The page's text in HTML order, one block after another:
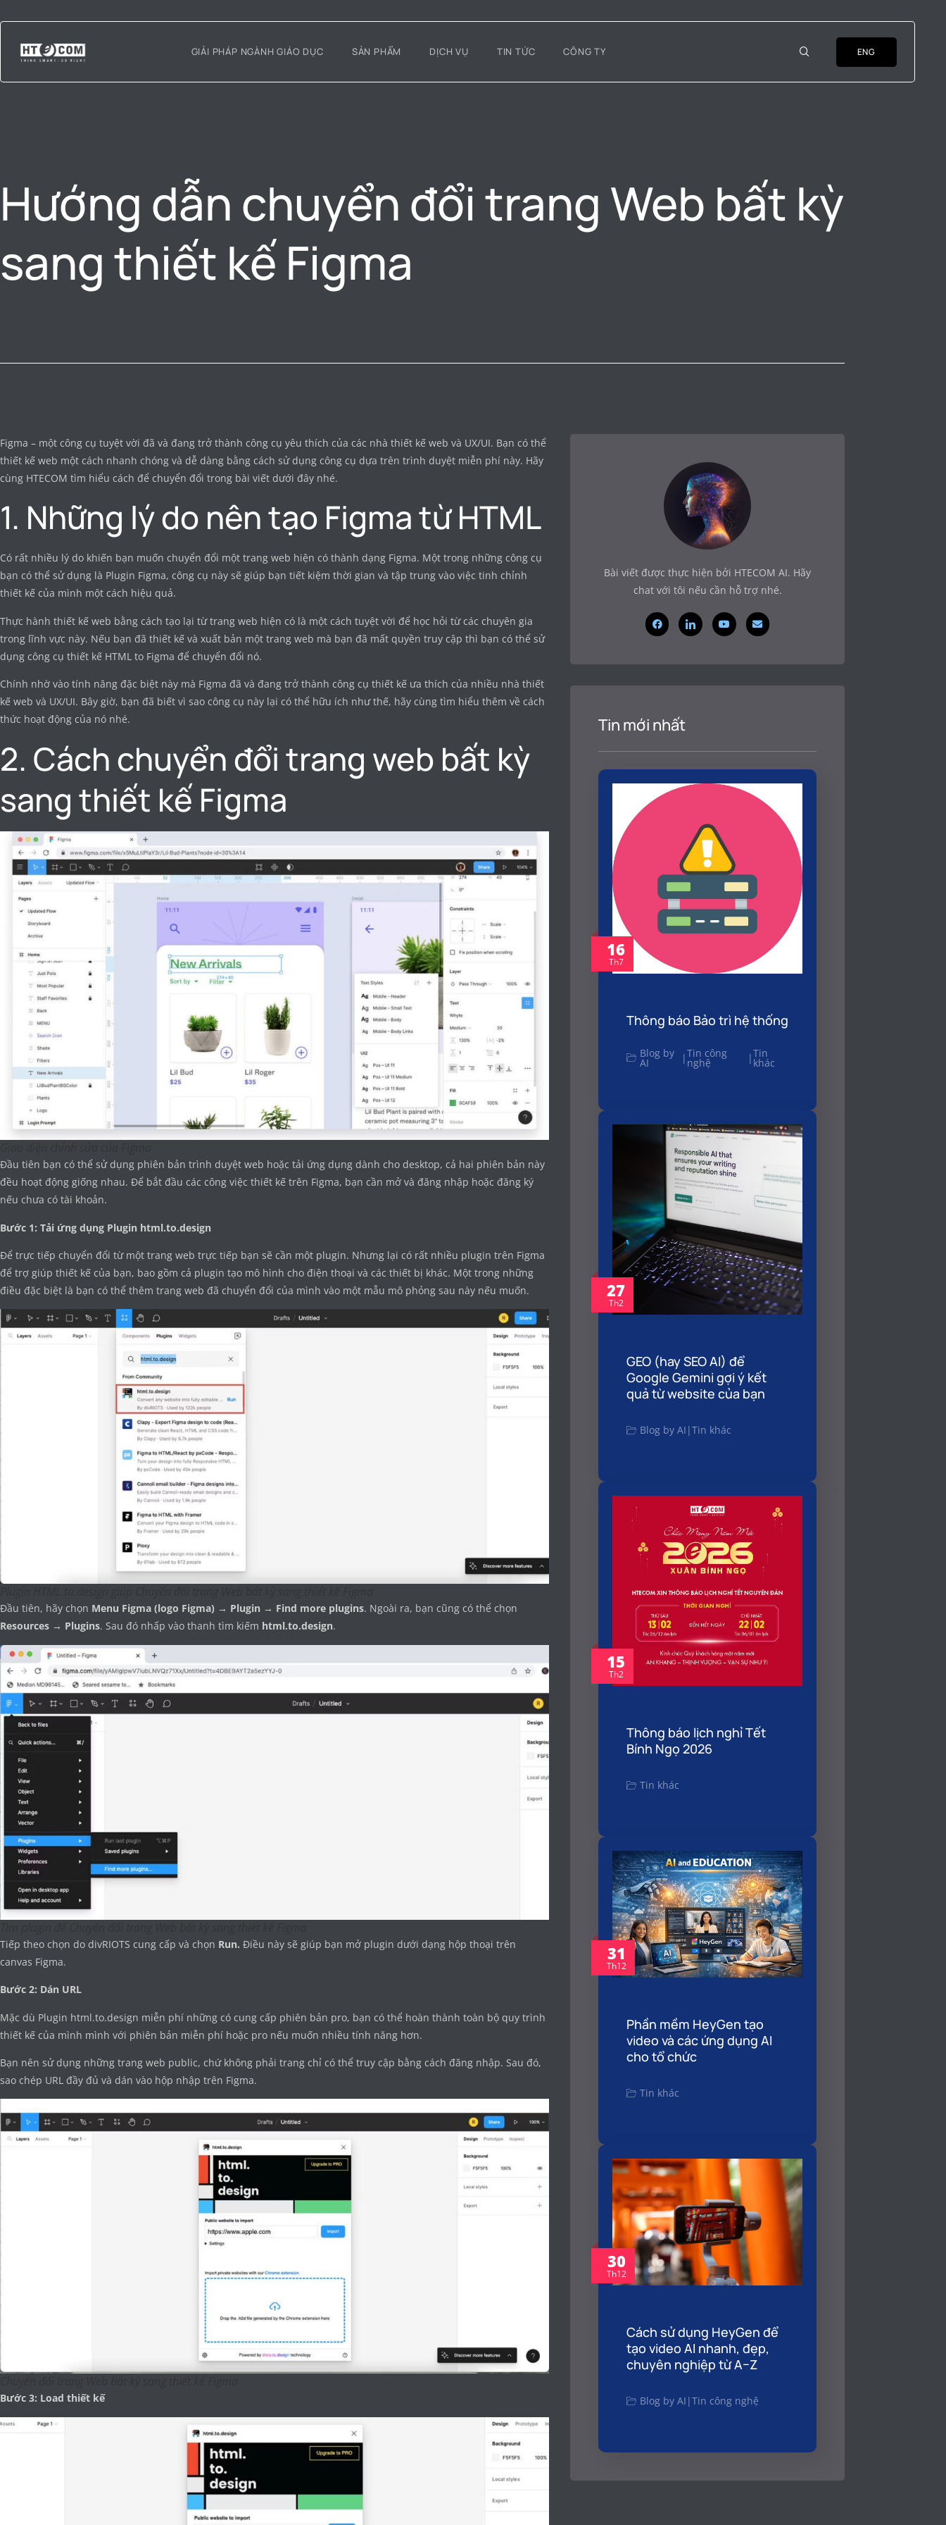
GIẢI PHÁP NGÀNH GIÁO DỤC SẢN PHẨM DỊCH VỤ TIN TỨC CÔNG TY ENG
Hướng dẫn chuyển đổi trang Web bất kỳ
sang thiết kế Figma
Figma – một công cụ tuyệt vời đã và đang trở thành công cụ yêu thích của các nhà thiết kế web và UX/UI. Bạn có thể
thiết kế web một cách nhanh chóng và dễ dàng bằng cách sử dụng công cụ dựa trên trình duyệt miễn phí này. Hãy
cùng HTECOM tìm hiểu cách để chuyển đổi trong bài viết dưới đây nhé.
1. Những lý do nên tạo Figma từ HTML
Có rất nhiều lý do khiến bạn muốn chuyển đổi một trang web hiện có thành dạng Figma. Một trong những công cụ
bạn có thể sử dụng là Plugin Figma, công cụ này sẽ giúp bạn tiết kiệm thời gian và tập trung vào việc tinh chỉnh
thiết kế của mình một cách hiệu quả.
Thực hành thiết kế web bằng cách tạo lại từ trang web hiện có là một cách tuyệt vời để học hỏi từ các chuyên gia
trong lĩnh vực này. Nếu bạn đã thiết kế và xuất bản một trang web mà bạn đã mất quyền truy cập thì bạn có thể sử
dụng công cụ thiết kế HTML to Figma để chuyển đổi nó.
Chính nhờ vào tính năng đặc biệt này mà Figma đã và đang trở thành công cụ thiết kế ưa thích của nhiều nhà thiết
kế web và UX/UI. Bây giờ, bạn đã biết vì sao công cụ này lại có thể hữu ích như thế, hãy cùng tìm hiểu thêm về cách
thức hoạt động của nó nhé.
2. Cách chuyển đổi trang web bất kỳ
sang thiết kế Figma
Đầu tiên bạn có thể sử dụng phiên bản trình duyệt web hoặc tải ứng dụng dành cho desktop, cả hai phiên bản này
đều hoạt động giống nhau. Để bắt đầu các công việc thiết kế trên Figma, bạn cần mở và đăng nhập hoặc đăng ký
nếu chưa có tài khoản.
Bước 1: Tải ứng dụng Plugin html.to.design
Để trực tiếp chuyển đổi từ một trang web trực tiếp bạn sẽ cần một plugin. Nhưng lại có rất nhiều plugin trên Figma
để trợ giúp thiết kế của bạn, bao gồm cả plugin tạo mô hình cho điện thoại và các thiết bị khác. Một trong những
điều đặc biệt là bạn có thể thêm trang web đã chuyển đổi của mình vào một mẫu mô phỏng sau này nếu muốn.
Đầu tiên, hãy chọn Menu Figma (logo Figma) → Plugin → Find more plugins. Ngoài ra, bạn cũng có thể chọn
Resources → Plugins. Sau đó nhấp vào thanh tìm kiếm html.to.design.
Tiếp theo chọn do divRIOTS cung cấp và chọn Run. Điều này sẽ giúp bạn mở plugin dưới dạng hộp thoại trên
canvas Figma.
Bước 2: Dán URL
Mặc dù Plugin html.to.design miễn phí những có cung cấp phiên bản pro, bạn có thể hoàn thành toàn bộ quy trình
thiết kế của mình mình với phiên bản miễn phí hoặc pro nếu muốn nhiều tính năng hơn.
Bạn nên sử dụng những trang web public, chứ không phải trang chỉ có thể truy cập bằng cách đăng nhập. Sau đó,
sao chép URL đầy đủ và dán vào hộp nhập trên Figma.
Bước 3: Load thiết kế
Bài viết được thực hiện bởi HTECOM AI. Hãy
chat với tôi nếu cần hỗ trợ nhé.
Tin mới nhất
16
Th7
Thông báo Bảo trì hệ thống
Blog by
AI |Tin công
nghệ |Tin
khác
27
Th2
GEO (hay SEO AI) để
Google Gemini gợi ý kết
quả từ website của bạn
Blog by AI |Tin khác
15
Th2
Thông báo lịch nghỉ Tết
Bính Ngọ 2026
Tin khác
31
Th12
Phần mềm HeyGen tạo
video và các ứng dụng AI
cho tổ chức
Tin khác
30
Th12
Cách sử dụng HeyGen để
tạo video AI nhanh, đẹp,
chuyên nghiệp từ A–Z
Blog by AI |Tin công nghệ